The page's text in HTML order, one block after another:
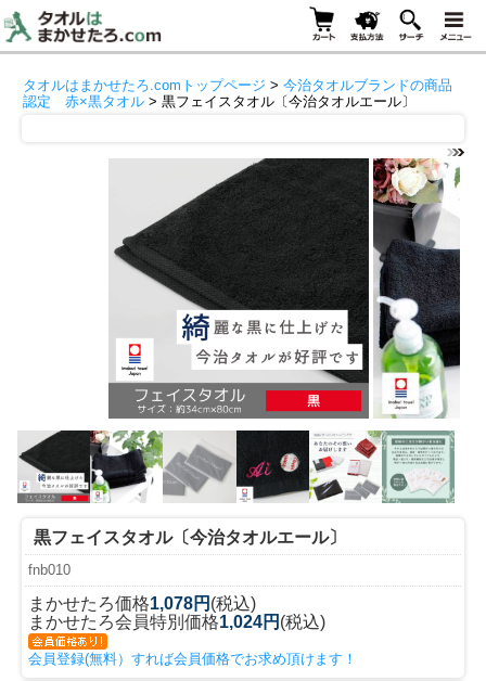
タオルはまかせたろ.comトップページ > 今治タオルブランドの商品
認定 赤×黒タオル > 黒フェイスタオル〔今治タオルエール〕
黒フェイスタオル〔今治タオルエール〕
fnb010
まかせたろ価格1,078円 (税込)
まかせたろ会員特別価格1,024円 (税込)
会員登録(無料）すれば会員価格でお求め頂けます！